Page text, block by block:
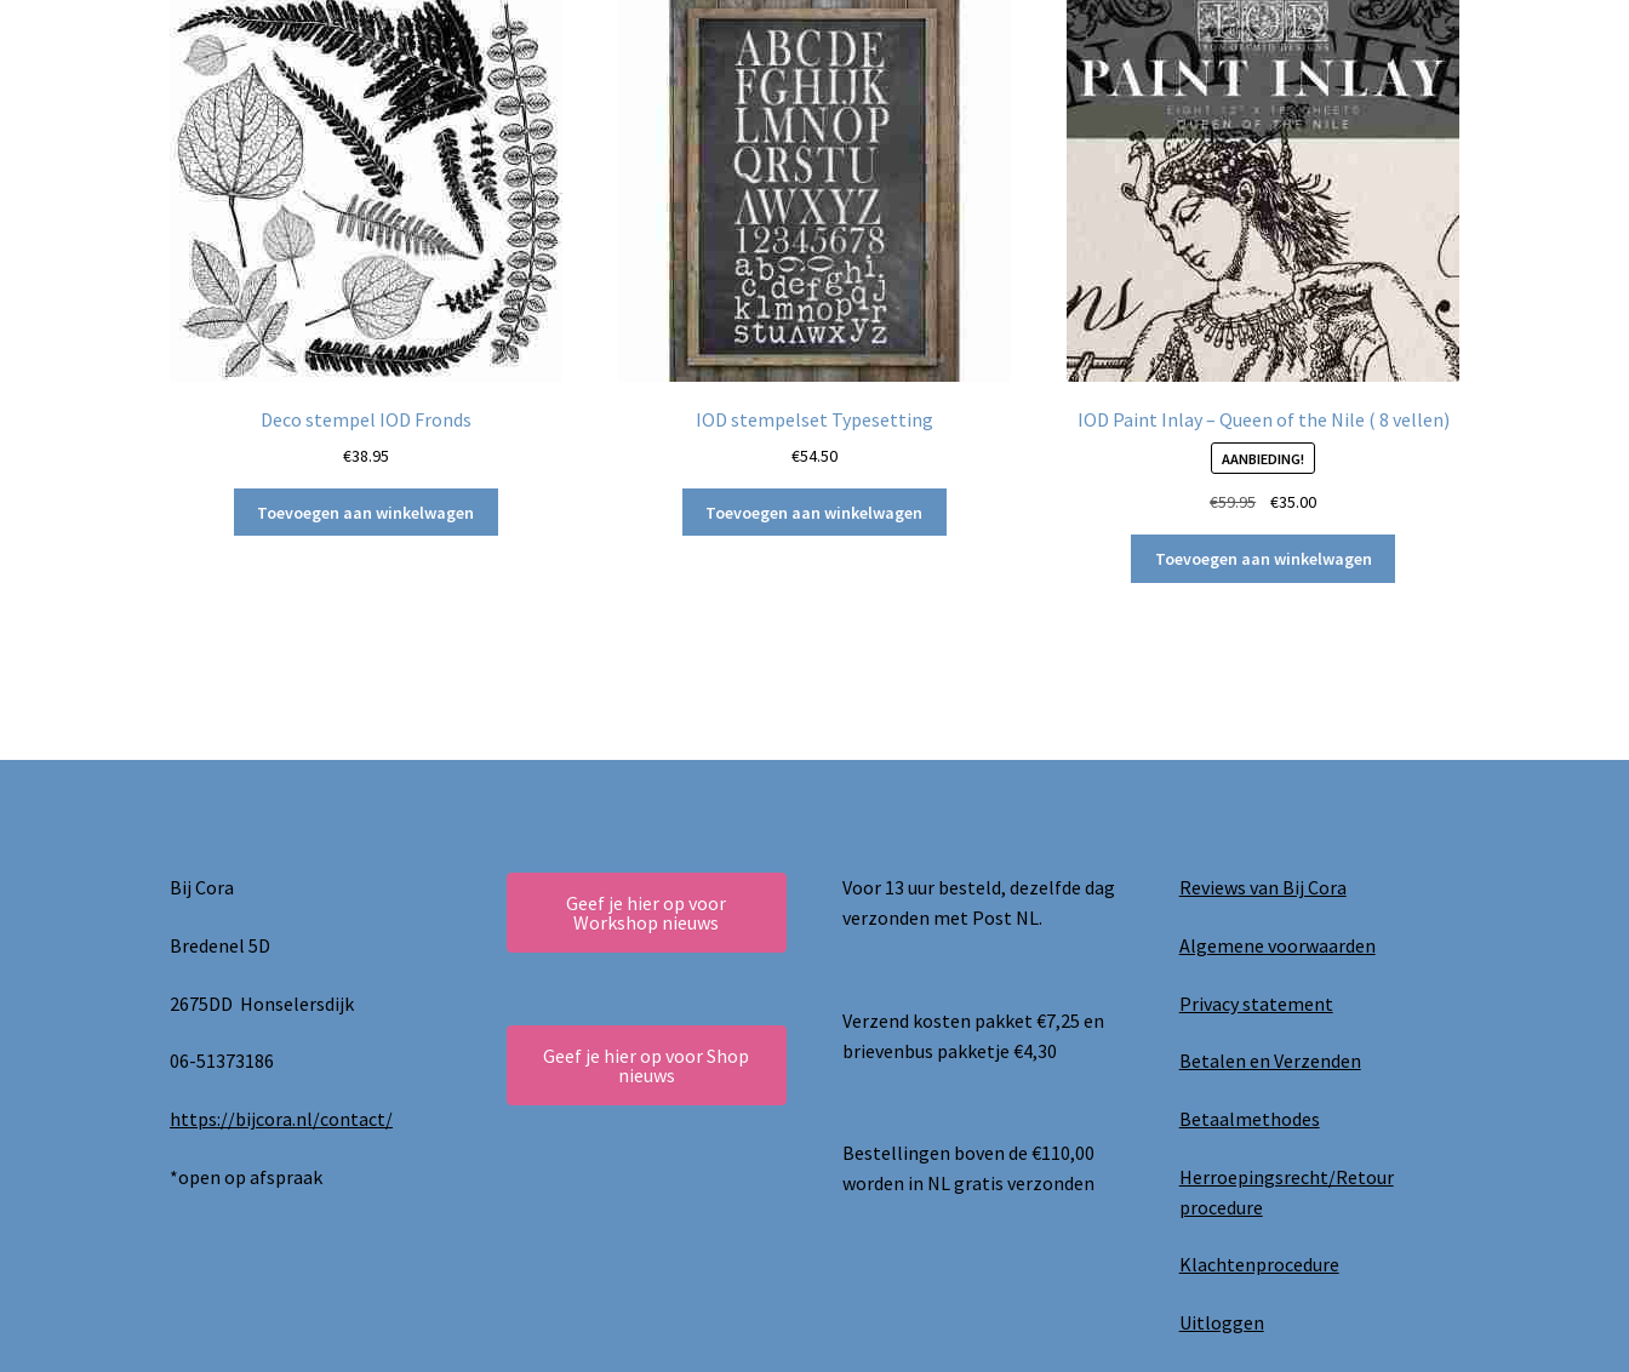
Deco stempel IOD Fronds
€38.95
Toevoegen aan winkelwagen
IOD stempelset Typesetting
€54.50
Toevoegen aan winkelwagen
IOD Paint Inlay – Queen of the Nile ( 8 vellen)
AANBIEDING!
€59.95
Oorspronkelijke
was:
€59.95.
€35.00Huidige
is:
€35.00.
Toevoegen aan winkelwagen
Bij Cora
Bredenel 5D
2675DD Honselersdijk
06-51373186
https://bijcora.nl/contact/
*open op afspraak
Geef je hier op voor
Workshop nieuws
Geef je hier op voor Shop
nieuws
Voor 13 uur besteld, dezelfde dag
verzonden met Post NL.
Verzend kosten pakket €7,25 en
brievenbus pakketje €4,30
Bestellingen boven de €110,00
worden in NL gratis verzonden
Reviews van Bij Cora
Algemene voorwaarden
Privacy statement
Betalen en Verzenden
Betaalmethodes
Herroepingsrecht/Retour
procedure
Klachtenprocedure
Uitloggen